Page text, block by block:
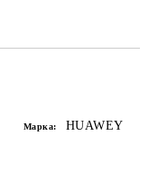
Марка: HUAWEY